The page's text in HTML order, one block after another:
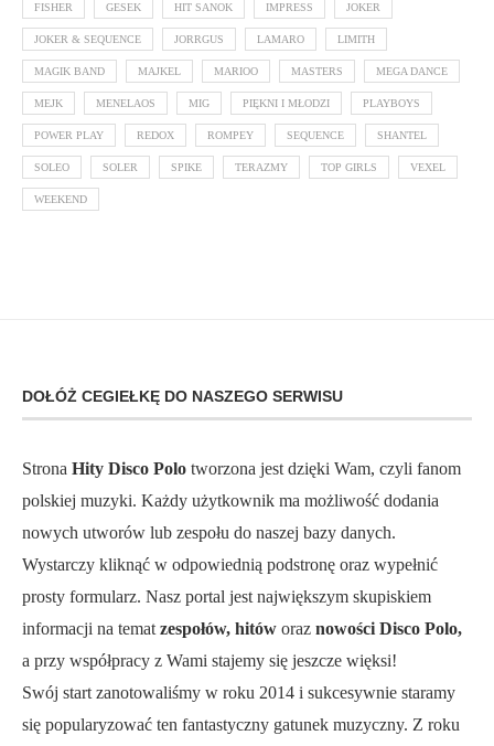
FISHER GESEK HIT SANOK IMPRESS JOKER
JOKER & SEQUENCE JORRGUS LAMARO LIMITH
MAGIK BAND MAJKEL MARIOO MASTERS MEGA DANCE
MEJK MENELAOS MIG PIĘKNI I MŁODZI PLAYBOYS
POWER PLAY REDOX ROMPEY SEQUENCE SHANTEL
SOLEO SOLER SPIKE TERAZMY TOP GIRLS VEXEL
WEEKEND
DOŁÓŻ CEGIEŁKĘ DO NASZEGO SERWISU
Strona Hity Disco Polo tworzona jest dzięki Wam, czyli fanom
polskiej muzyki. Każdy użytkownik ma możliwość dodania
nowych utworów lub zespołu do naszej bazy danych.
Wystarczy kliknąć w odpowiednią podstronę oraz wypełnić
prosty formularz. Nasz portal jest największym skupiskiem
informacji na temat zespołów, hitów oraz nowości Disco Polo,
a przy współpracy z Wami stajemy się jeszcze więksi!
Swój start zanotowaliśmy w roku 2014 i sukcesywnie staramy
się popularyzować ten fantastyczny gatunek muzyczny. Z roku